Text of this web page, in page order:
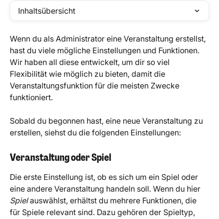
Inhaltsübersicht
Wenn du als Administrator eine Veranstaltung erstellst,
hast du viele mögliche Einstellungen und Funktionen.
Wir haben all diese entwickelt, um dir so viel
Flexibilität wie möglich zu bieten, damit die
Veranstaltungsfunktion für die meisten Zwecke
funktioniert.
Sobald du begonnen hast, eine neue Veranstaltung zu
erstellen, siehst du die folgenden Einstellungen:
Veranstaltung oder Spiel
Die erste Einstellung ist, ob es sich um ein Spiel oder
eine andere Veranstaltung handeln soll. Wenn du hier
Spiel auswählst, erhältst du mehrere Funktionen, die
für Spiele relevant sind. Dazu gehören der Spieltyp,